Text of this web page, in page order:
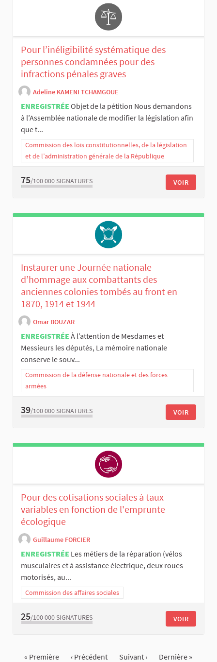
Pour l’inéligibilité systématique des
personnes condamnées pour des
infractions pénales graves
Adeline KAMENI TCHAMGOUE
ENREGISTRÉE Objet de la pétition Nous demandons
à l’Assemblée nationale de modifier la législation afin
que t...
Commission des lois constitutionnelles, de la législation
et de l’administration générale de la République
75/100 000 SIGNATURES VOIR
Instaurer une Journée nationale
d’hommage aux combattants des
anciennes colonies tombés au front en
1870, 1914 et 1944
Omar BOUZAR
ENREGISTRÉE À l’attention de Mesdames et
Messieurs les députés, La mémoire nationale
conserve le souv...
Commission de la défense nationale et des forces
armées
39/100 000 SIGNATURES VOIR
Pour des cotisations sociales à taux
variables en fonction de l'emprunte
écologique
Guillaume FORCIER
ENREGISTRÉE Les métiers de la réparation (vélos
musculaires et à assistance électrique, deux roues
motorisés, au...
Commission des affaires sociales
25/100 000 SIGNATURES VOIR
« Première ‹ Précédent Suivant › Dernière »